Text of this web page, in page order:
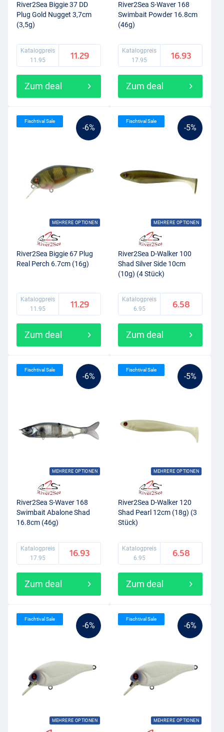
River2Sea Biggie 37 DD
Plug Gold Nugget 3,7cm
(3,5g)
Katalogpreis
11.95
11.29
Zum deal
River2Sea S-Waver 168
Swimbait Powder 16.8cm
(46g)
Katalogpreis
17.95
16.93
Zum deal
-6%
MEHRERE OPTIONEN
Fischtival Sale
River2Sea Biggie 67 Plug
Real Perch 6.7cm (16g)
Katalogpreis
11.95
11.29
Zum deal
-5%
MEHRERE OPTIONEN
Fischtival Sale
River2Sea D-Walker 100
Shad Silver Side 10cm
(10g) (4 Stück)
Katalogpreis
6.95
6.58
Zum deal
-6%
MEHRERE OPTIONEN
Fischtival Sale
River2Sea S-Waver 168
Swimbait Abalone Shad
16.8cm (46g)
Katalogpreis
17.95
16.93
Zum deal
-5%
MEHRERE OPTIONEN
Fischtival Sale
River2Sea D-Walker 120
Shad Pearl 12cm (18g) (3
Stück)
Katalogpreis
6.95
6.58
Zum deal
-6%
MEHRERE OPTIONEN
Fischtival Sale
-6%
MEHRERE OPTIONEN
Fischtival Sale